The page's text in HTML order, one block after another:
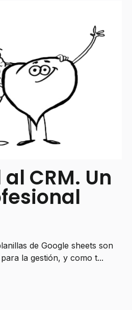
CRM. Un
de Google sheets son
la gestión, y como t...